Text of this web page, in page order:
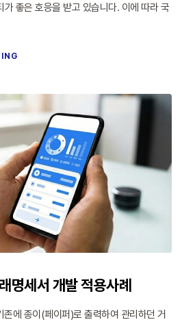
좋은 호응을 받고 있습니다. 이에 따라 국
명세서 개발 적용사례
에 종이(페이퍼)로 출력하여 관리하던 거